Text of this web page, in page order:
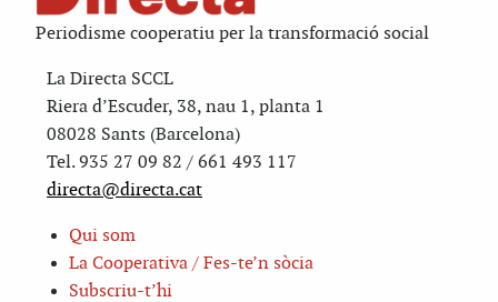
Periodisme cooperatiu per la transformació social
La Directa SCCL
Riera d’Escuder, 38, nau 1, planta 1
08028 Sants (Barcelona)
Tel. 935 27 09 82 / 661 493 117
directa@directa.cat
Qui som
La Cooperativa / Fes-te’n sòcia
Subscriu-t’hi